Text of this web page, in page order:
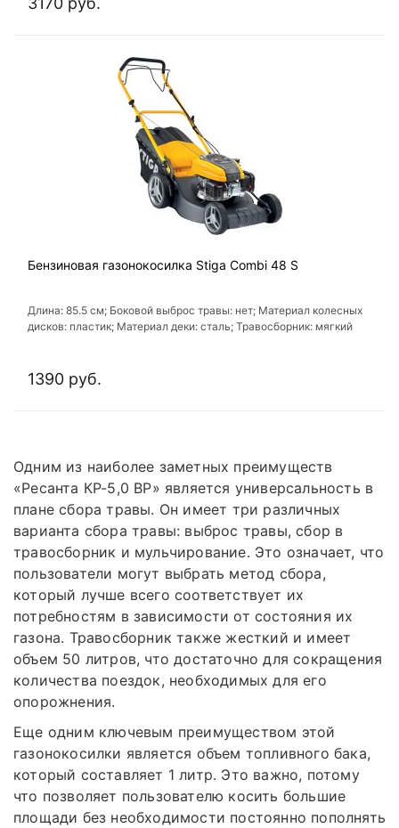
Бензиновая газонокосилка Stiga Combi 48 S
Длина: 85.5 см; Боковой выброс травы: нет; Материал колесных
дисков: пластик; Материал деки: сталь; Травосборник: мягкий
1390 руб.
Одним из наиболее заметных преимуществ
«Ресанта КР-5,0 ВР» является универсальность в
плане сбора травы. Он имеет три различных
варианта сбора травы: выброс травы, сбор в
травосборник и мульчирование. Это означает, что
пользователи могут выбрать метод сбора,
который лучше всего соответствует их
потребностям в зависимости от состояния их
газона. Травосборник также жесткий и имеет
объем 50 литров, что достаточно для сокращения
количества поездок, необходимых для его
опорожнения.
Еще одним ключевым преимуществом этой
газонокосилки является объем топливного бака,
который составляет 1 литр. Это важно, потому
что позволяет пользователю косить большие
площади без необходимости постоянно пополнять